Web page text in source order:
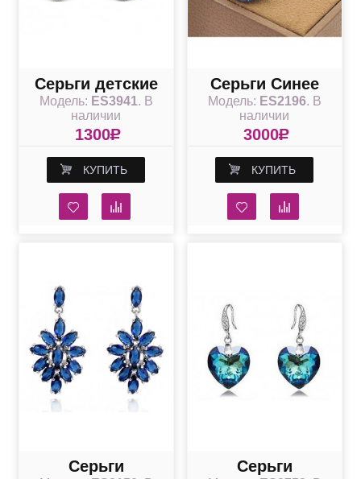
Серьги детские
бабочки
фианитами
английская
застежка
Модель: ES3941. В
наличии
1300R
КУПИТЬ
Серьги Синее
сердце со
Swarovski
Модель: ES2196. В
наличии
3000R
КУПИТЬ
Серьги
Серьги